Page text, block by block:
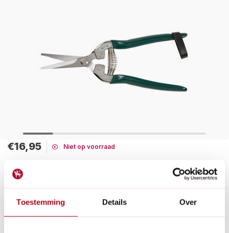
Toestemming Details Over
€16,95 Niet op voorraad
Maak een keuze: